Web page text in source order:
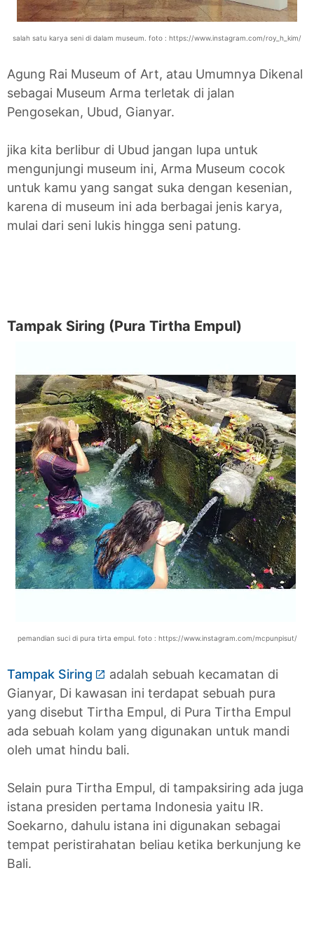
salah satu karya seni di dalam museum. foto : https://www.instagram.com/roy_h_kim/
Agung Rai Museum of Art, atau Umumnya Dikenal
sebagai Museum Arma terletak di jalan
Pengosekan, Ubud, Gianyar.
jika kita berlibur di Ubud jangan lupa untuk
mengunjungi museum ini, Arma Museum cocok
untuk kamu yang sangat suka dengan kesenian,
karena di museum ini ada berbagai jenis karya,
mulai dari seni lukis hingga seni patung.
Tampak Siring (Pura Tirtha Empul)
pemandian suci di pura tirta empul. foto : https://www.instagram.com/mcpunpisut/
Tampak Siring
adalah sebuah kecamatan di
Gianyar, Di kawasan ini terdapat sebuah pura
yang disebut Tirtha Empul, di Pura Tirtha Empul
ada sebuah kolam yang digunakan untuk mandi
oleh umat hindu bali.
Selain pura Tirtha Empul, di tampaksiring ada juga
istana presiden pertama Indonesia yaitu IR.
Soekarno, dahulu istana ini digunakan sebagai
tempat peristirahatan beliau ketika berkunjung ke
Bali.